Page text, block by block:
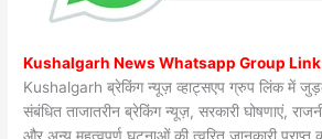
Kushalgarh News Whatsapp Group Link
Kushalgarh ब्रेकिंग न्यूज़ व्हाट्सएप ग्रुप लिंक में
संबंधित ताजातरीन ब्रेकिंग न्यूज़, सरकारी घोषणाएं,